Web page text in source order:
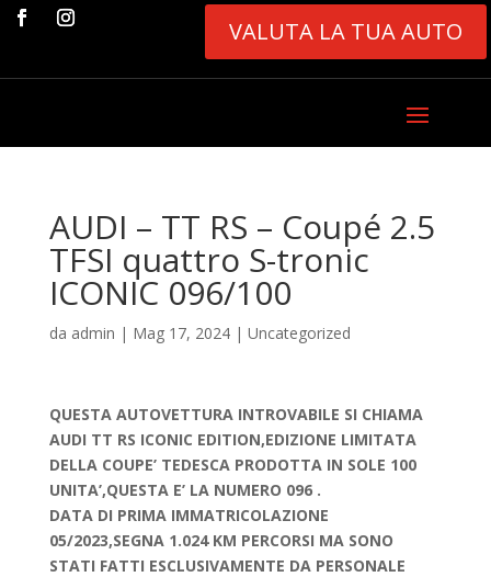
VALUTA LA TUA AUTO
AUDI – TT RS – Coupé 2.5
TFSI quattro S-tronic
ICONIC 096/100
da admin | Mag 17, 2024| Uncategorized
QUESTA AUTOVETTURA INTROVABILE SI CHIAMA
AUDI TT RS ICONIC EDITION,EDIZIONE LIMITATA
DELLA COUPE’ TEDESCA PRODOTTA IN SOLE 100
UNITA’,QUESTA E’ LA NUMERO 096 .
DATA DI PRIMA IMMATRICOLAZIONE
05/2023,SEGNA 1.024 KM PERCORSI MA SONO
STATI FATTI ESCLUSIVAMENTE DA PERSONALE